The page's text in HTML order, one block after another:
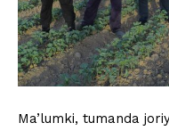
Ma’lumki, tumanda